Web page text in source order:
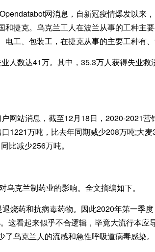
网消息，自新冠疫情爆发以来
捷克。乌克兰工人在波兰从事的工种主
工、包装工，在捷克从事的主要工种有、
人数达41万。其中，35.3万人获得失业
网站消息，截至12月18日，2020-2021
1221万吨，比去年同期减少208万吨;大
比减少256万吨。
克兰制药业的影响。全文摘编如下。
烧药和抗病毒药物。因此2020年第一季
这看起来似乎不合逻辑，毕竟大流行本应
乌克兰人的流感和急性呼吸道病毒感染。